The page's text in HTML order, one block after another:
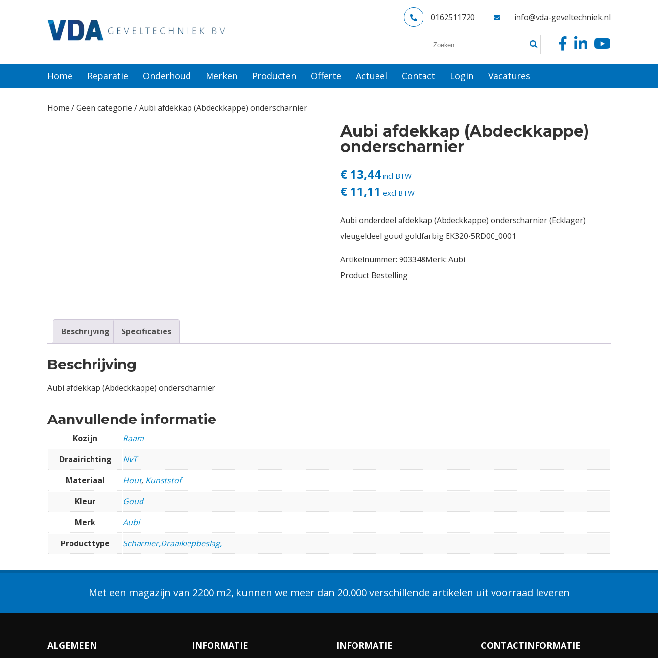
0162511720 info@vda-geveltechniek.nl
Home Reparatie Onderhoud Merken Producten Offerte Actueel Contact Login Vacatures
Home /Geen categorie / Aubi afdekkap (Abdeckkappe) onderscharnier
Aubi afdekkap (Abdeckkappe)
onderscharnier
€ 13,44 incl BTW
€ 11,11 excl BTW
Aubi onderdeel afdekkap (Abdeckkappe) onderscharnier (Ecklager)
vleugeldeel goud goldfarbig EK320-5RD00_0001
Artikelnummer: 903348Merk: Aubi
Product Bestelling
Beschrijving Specificaties
Beschrijving
Aubi afdekkap (Abdeckkappe) onderscharnier
Aanvullende informatie
Kozijn
Raam
Draairichting
NvT
Materiaal
Hout, Kunststof
Kleur
Goud
Merk
Aubi
Producttype
Scharnier,Draaikiepbeslag,
Met een magazijn van 2200 m2, kunnen we meer dan 20.000 verschillende artikelen uit voorraad leveren
ALGEMEEN INFORMATIE INFORMATIE CONTACTINFORMATIE